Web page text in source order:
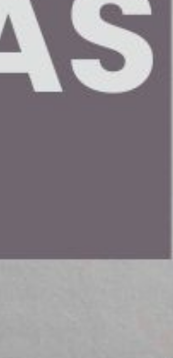
verkligen förberedda för AI.
i datahantering redan har
till produktionsanvändning av
säkerställa att de data som driver
av att AI:s införande går snabbare
hantera denna teknik.
bekräftar att det finns en
den nödvändiga styrningen. Enligt
organisationerna är verkligen redo för
eller testar redan AI-agenter.
är övertygade om att de kan upptäcka
utmaningar med data redan har
Eswaran, påpekar att många
har inte ett problem med
utvecklingen av AI kommer att vara
uppvisar också ledningens
65 procent av VD:arna tror
procent av de tekniska ledarna håller
strategier.